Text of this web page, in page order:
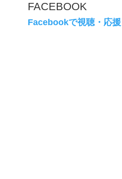
FACEBOOK
Facebookで視聴・応